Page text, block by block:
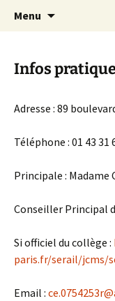
AIP Paris
d'élèves
Agit –
enfants du
Menu
Infos
Adresse : 89
Téléphone : 01 43 31
Principale : Madame
Conseiller Principal
Si officiel du collège :
paris.fr/serail/jcms/
Email :